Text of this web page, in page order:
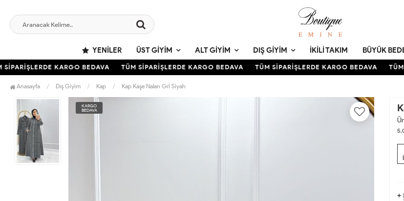
YENILER ÜST GIYIM ALT GIYIM DIŞ GIYIM İKILI TAKIM BÜYÜK
KARGO BEDAVA TÜM SİPARİŞLERDE KARGO BEDAVA TÜM SİPARİŞLERDE KARGO BEDAVA TÜM
Anasayfa Dış Giyim Kap Kap Kaşe Nalan Gri Siyah
KARGO
BEDAVA
+